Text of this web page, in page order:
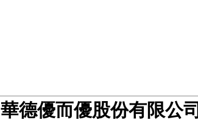
華德優而優股份有限公司